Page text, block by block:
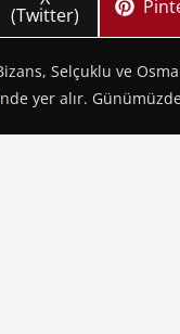
on
(Twitter)
Selçuklu ve
yer alır.